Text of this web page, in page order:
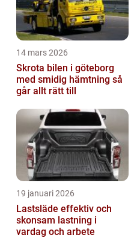
14 mars 2026
Skrota bilen i göteborg
med smidig hämtning så
går allt rätt till
19 januari 2026
Lastsläde effektiv och
skonsam lastning i
vardag och arbete